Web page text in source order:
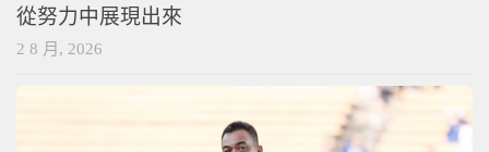
陳金鋒談鄭宗哲、李灝宇 特質不是刻意培養，是
從努力中展現出來